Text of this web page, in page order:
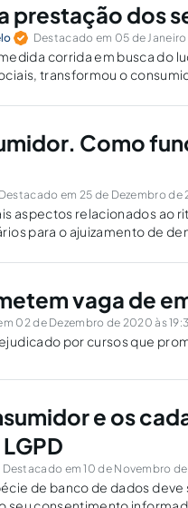
prestação dos
Destacado em 05 de
corrida em busca do
transformou o
Como
Destacado em 25 de Dezembro de
aspectos relacionados ao
para o ajuizamento de
vaga de
02 de Dezembro de 2020 às
por cursos que
e os
Destacado em 10 de Novembro
de banco de dados